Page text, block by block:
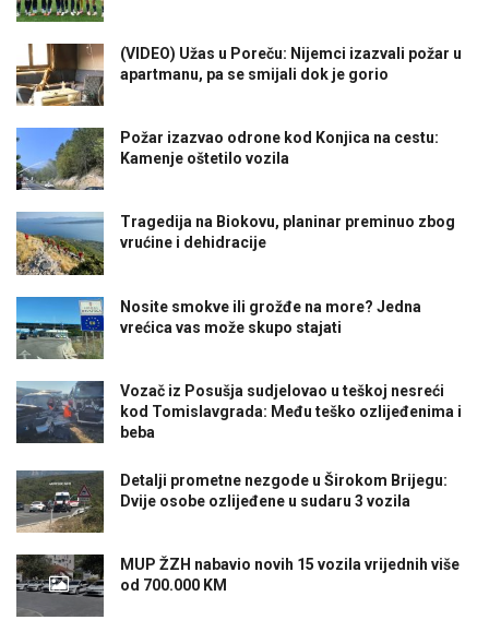
(VIDEO) Užas u Poreču: Nijemci izazvali požar u
apartmanu, pa se smijali dok je gorio
Požar izazvao odrone kod Konjica na cestu:
Kamenje oštetilo vozila
Tragedija na Biokovu, planinar preminuo zbog
vrućine i dehidracije
Nosite smokve ili grožđe na more? Jedna
vrećica vas može skupo stajati
Vozač iz Posušja sudjelovao u teškoj nesreći
kod Tomislavgrada: Među teško ozlijeđenima i
beba
Detalji prometne nezgode u Širokom Brijegu:
Dvije osobe ozlijeđene u sudaru 3 vozila
MUP ŽZH nabavio novih 15 vozila vrijednih više
od 700.000 KM